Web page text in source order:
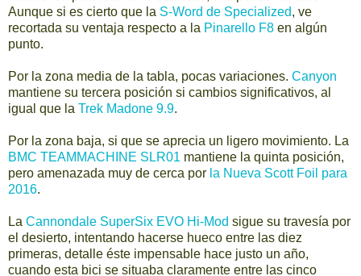
Aunque si es cierto que la S-Word de Specialized, ve
recortada su ventaja respecto a la Pinarello F8 en algún
punto.
Por la zona media de la tabla, pocas variaciones. Canyon
mantiene su tercera posición si cambios significativos, al
igual que la Trek Madone 9.9.
Por la zona baja, si que se aprecia un ligero movimiento. La
BMC TEAMMACHINE SLR01 mantiene la quinta posición,
pero amenazada muy de cerca por la Nueva Scott Foil para
2016.
La Cannondale SuperSix EVO Hi-Mod sigue su travesía por
el desierto, intentando hacerse hueco entre las diez
primeras, detalle éste impensable hace justo un año,
cuando esta bici se situaba claramente entre las cinco